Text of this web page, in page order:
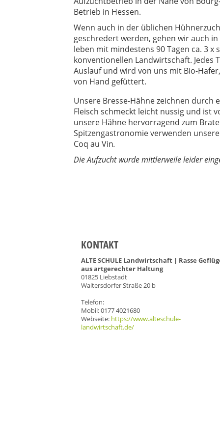
Betrieb in Hessen.
Wenn auch in der üblichen
geschredert werden, gehen wir auch
leben mit mindestens 90 Tagen ca. 3
konventionellen Landwirtschaft. Jedes
Auslauf und wird von uns mit Bio-
von Hand gefüttert.
Unsere Bresse-Hähne zeichnen durch
Fleisch schmeckt leicht nussig und ist
unsere Hähne hervorragend zum
Spitzengastronomie verwenden
Coq au Vin.
Die Aufzucht wurde mittlerweile leider
KONTAKT
ALTE SCHULE Landwirtschaft | Rasse
aus artgerechter Haltung
01825 Liebstadt
Waltersdorfer Straße 20 b
Telefon:
Mobil: 0177 4021680
Webseite: https://www.alteschule-
landwirtschaft.de/